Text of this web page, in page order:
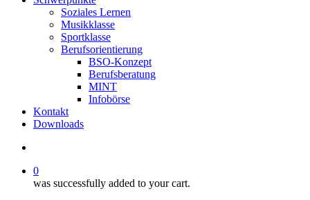
Soziales Lernen
Musikklasse
Sportklasse
Berufsorientierung
BSO-Konzept
Berufsberatung
MINT
Infobörse
Kontakt
Downloads
0
was successfully added to your cart.